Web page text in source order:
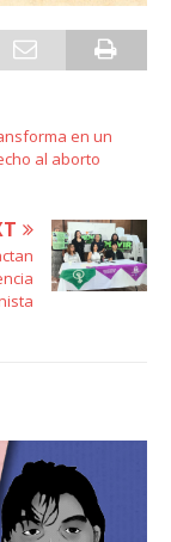
en un
al aborto